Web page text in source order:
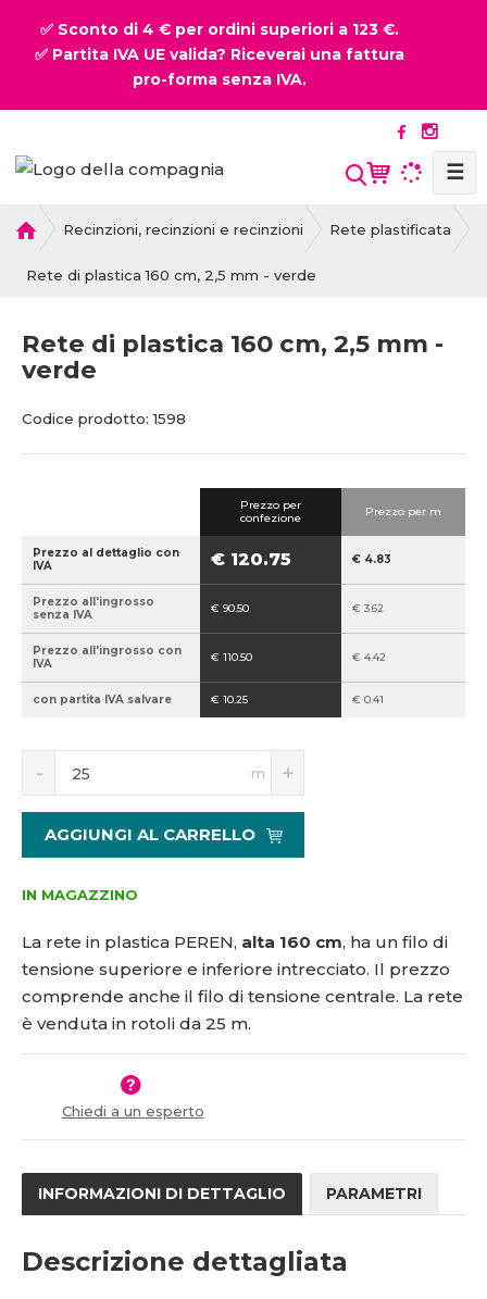
✅ Sconto di 4 € per ordini superiori a 123 €.
✅ Partita IVA UE valida? Riceverai una fattura
pro-forma senza IVA.
☰
i
p
a
i
Recinzioni, recinzioni e recinzioni Rete plastificata
Rete di plastica 160 cm, 2,5 mm - verde
Rete di plastica 160 cm, 2,5 mm -
verde
Codice prodotto:1598
i
e
p
r
o
d
u
t
t
r
:
5
2
1
5
i
e
v
e
n
d
t
o
e
p
,
6
0
0
Prezzo per
confezione
Prezzo per m
Prezzo al dettaglio con
IVA
€ 120.75 € 4.83
Prezzo all'ingrosso
senza IVA
€ 90.50 € 3.62
Prezzo all'ingrosso con
IVA
€ 110.50 € 4.42
con partita IVA salvare € 10.25 € 0.41
N
a
v
ý
š
n
o
ž
s
í
m
o
ž
s
t
v
m
AGGIUNGI AL CARRELLO
IN MAGAZZINO
La rete in plastica PEREN, alta 160 cm, ha un filo di
tensione superiore e inferiore intrecciato. Il prezzo
comprende anche il filo di tensione centrale. La rete
è venduta in rotoli da 25 m.
Chiedi a un esperto
INFORMAZIONI DI DETTAGLIO PARAMETRI
Descrizione dettagliata